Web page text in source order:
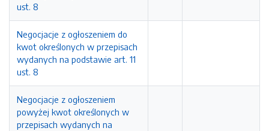
ust. 8
Negocjacje z ogłoszeniem do
kwot określonych w przepisach
wydanych na podstawie art. 11
ust. 8
Negocjacje z ogłoszeniem
powyżej kwot określonych w
przepisach wydanych na